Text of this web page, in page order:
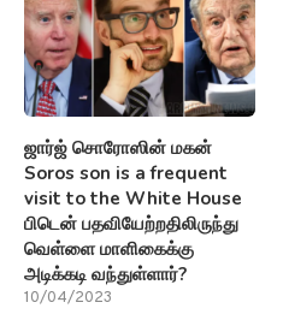
ஜார்ஜ் சொரோஸின் மகன்
Soros son is a frequent
visit to the White House
பிடென் பதவியேற்றதிலிருந்து
வெள்ளை மாளிகைக்கு
அடிக்கடி வந்துள்ளார்?
10/04/2023